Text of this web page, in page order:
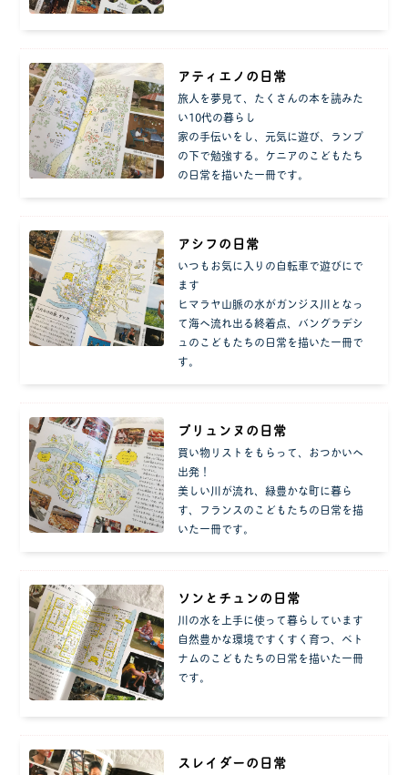
アティエノの日常
旅人を夢見て、たくさんの本を読みた
い10代の暮らし
家の手伝いをし、元気に遊び、ランプ
の下で勉強する。ケニアのこどもたち
の日常を描いた一冊です。
アシフの日常
いつもお気に入りの自転車で遊びにで
ます
ヒマラヤ山脈の水がガンジス川となっ
て海へ流れ出る終着点、バングラデシ
ュのこどもたちの日常を描いた一冊で
す。
プリュンヌの日常
買い物リストをもらって、おつかいへ
出発！
美しい川が流れ、緑豊かな町に暮ら
す、フランスのこどもたちの日常を描
いた一冊です。
ソンとチュンの日常
川の水を上手に使って暮らしています
自然豊かな環境ですくすく育つ、ベト
ナムのこどもたちの日常を描いた一冊
です。
スレイダーの日常